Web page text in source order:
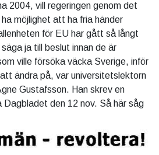
2004, vill regeringen genom det
möjlighet att ha fria händer
för EU har gått så långt
ja till beslut innan de är
ville försöka väcka Sverige, inför
ändra på, var universitetslektorn
Gustafsson. Han skrev en
den 12 nov. Så här såg